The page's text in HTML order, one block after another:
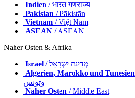
Indien / भारत गणराज्य
Pakistan / Pākistān
Vietnam / Việt Nam
ASEAN / ASEAN
Naher Osten & Afrika
Israel
/ מְדִינַת יִשְׂרָאֵל
Algerien, Marokko und Tunesien
وتونس
Naher Osten / Middle East